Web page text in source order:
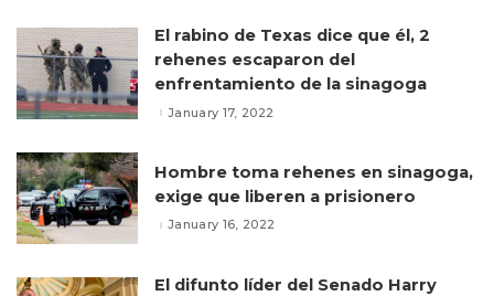
El rabino de Texas dice que él, 2
rehenes escaparon del
enfrentamiento de la sinagoga
January 17, 2022
Hombre toma rehenes en sinagoga,
exige que liberen a prisionero
January 16, 2022
El difunto líder del Senado Harry